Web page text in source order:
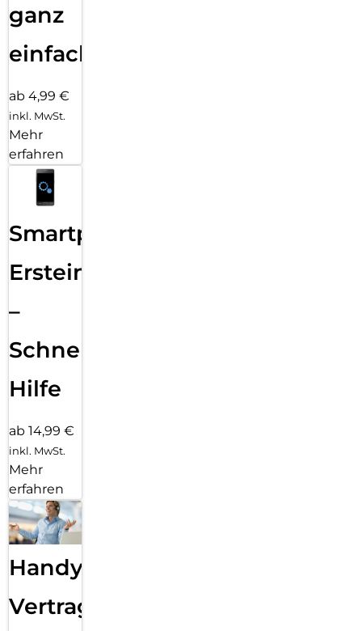
ganz
einfach
ab 4,99 €
inkl. MwSt.
Mehr
erfahren
Smartphone
Ersteinrichtung
–
Schnelle
Hilfe
ab 14,99 €
inkl. MwSt.
Mehr
erfahren
Handy
Vertragsabwicklung